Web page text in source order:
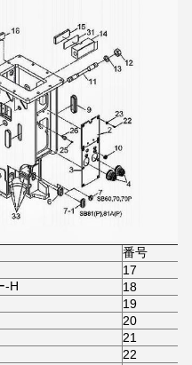
番号
17
-H
18
19
20
21
22